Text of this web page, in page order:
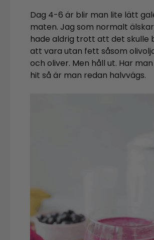
Dag 4-6 är blir man lite lätt
maten. Jag som normalt
hade aldrig trott att det skulle
att vara utan fett såsom
och oliver. Men håll ut. Har
hit så är man redan halvvägs.